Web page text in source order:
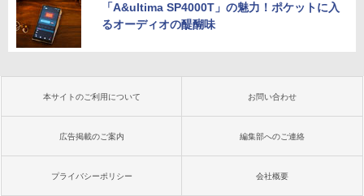
「A&ultima SP4000T」の魅力！ポケットに入
るオーディオの醍醐味
本サイトのご利用について お問い合わせ
広告掲載のご案内 編集部へのご連絡
プライバシーポリシー 会社概要